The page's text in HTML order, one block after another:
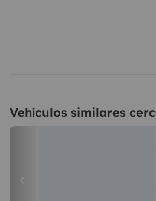
Vehículos similares